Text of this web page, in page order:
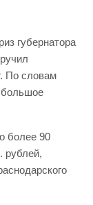
губернатора
По словам
большое
более 90
рублей,